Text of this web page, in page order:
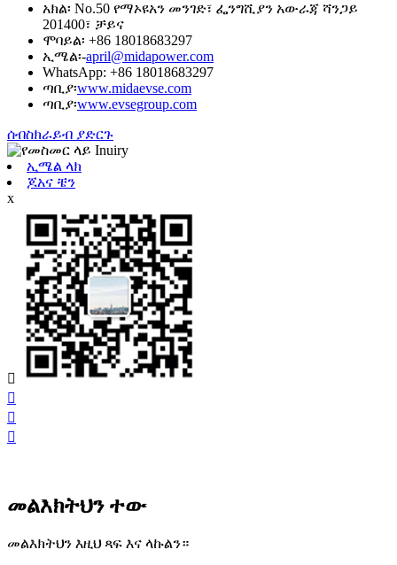
አክል፡ No.50 የማኦዩአን መንገድ፣ ፌንግሺያን አውራጃ ሻንጋይ
201400፣ ቻይና
ሞባይል፡ +86 18018683297
ኢሜል፡-april@midapower.com
WhatsApp: +86 18018683297
ጣቢያ፡www.midaevse.com
ጣቢያ፡www.evsegroup.com
ሰብስክራይብ ያድርጉ
ኢሜል ላክ
ጆአና ቼን
x




መልእክትህን ተው
መልእክትህን እዚህ ጻፍ እና ላኩልን።